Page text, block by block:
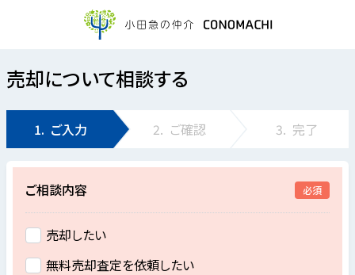
売却について相談する
1. ご入力 2. ご確認 3. 完了
ご相談内容 必須
売却したい
無料売却査定を依頼したい